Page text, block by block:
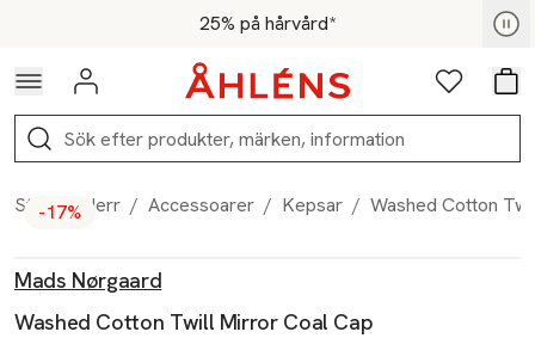
Hoppa till navigationsmenyn25% på hårvård*
För medlemmar - Shoppa nu
Logga in Favoriter
Sök
Start / Herr / Accessoarer / Kepsar / Washed Cotton
-17%
Mads Nørgaard
Washed Cotton Twill Mirror Coal Cap